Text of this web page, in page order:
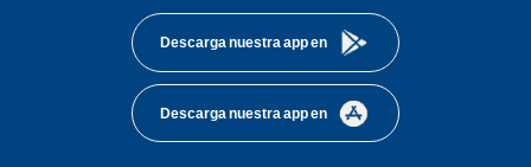
Descarga nuestra app en
Descarga nuestra app en